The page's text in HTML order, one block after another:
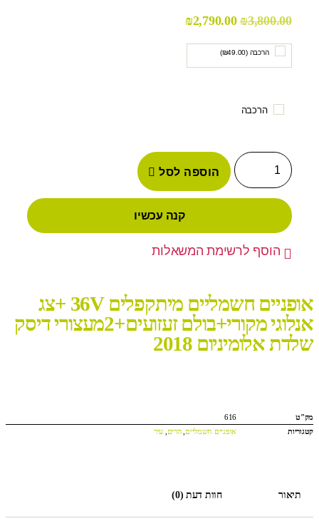
₪3,800.00
₪2,790.00
הרכבה ( ₪49.00
)
הרכבה
הוספה לסל
קנה עכשיו
הוסף לרשימת המשאלות
אופניים חשמליים מיתקפלים 36V +צג
אנלוגי מקורי+בולם זעזועים+2מעצורי דיסק
שלדת אלומיניום 2018
מק"ט
616
קטגוריות
אופניים חשמליים ,הרים עיר
תיאור חוות דעת (0)